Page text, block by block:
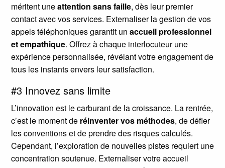
méritent uneattention sans faille, dès leur premier
contact avec vos services. Externaliser la gestion de vos
appels téléphoniques garantit un accueil professionnel
et empathique. Offrez à chaque interlocuteur une
expérience personnalisée, révélant votre engagement de
tous les instants envers leur satisfaction.
#3 Innovez sans limite
L’innovation est le carburant de la croissance. La rentrée,
c’est le moment de réinventer vos méthodes, de défier
les conventions et de prendre des risques calculés.
Cependant, l’exploration de nouvelles pistes requiert une
concentration soutenue. Externaliser votre accueil